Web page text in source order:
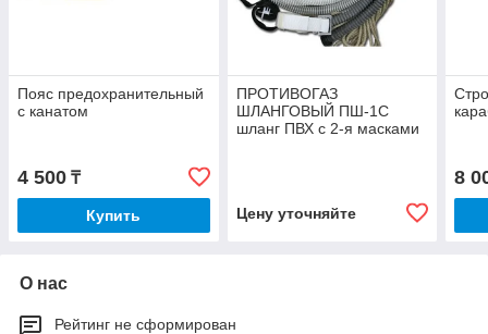
Пояс предохранительный
с канатом
4 500 ₸
Купить
ПРОТИВОГАЗ
ШЛАНГОВЫЙ ПШ-1С
шланг ПВХ с 2-я масками
Цену уточняйте
8
О нас
Рейтинг не сформирован